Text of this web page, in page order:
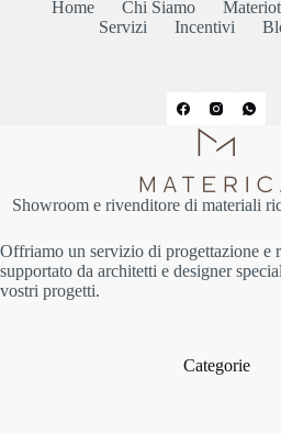
Home Chi Siamo
Servizi
Incentivi
Showroom e rivenditore di materiali
Offriamo un servizio di progettazione e
supportato da architetti e designer
vostri progetti.
Categorie